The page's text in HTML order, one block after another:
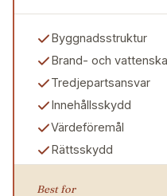
Byggnadsstruktur
Brand- och
Tredjepartsansvar
Innehållsskydd
Värdeföremål
Rättsskydd
Best for